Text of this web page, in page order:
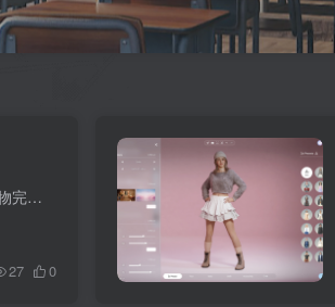
游戏介绍 像公路之王一样在欧洲穿行， 将价值不菲的货物完美送抵远方！往返于英国，比利时，德国，意大利，荷兰，波兰等众多城市；您的耐力，技巧，速度都被您发挥到了极致！ 游戏视频 游戏安装...
27 0